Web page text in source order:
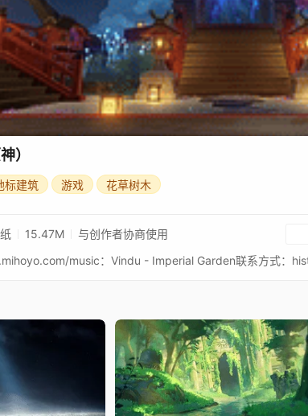
）
标建筑 游戏 花草树木
15.47M 与创作者协商使用